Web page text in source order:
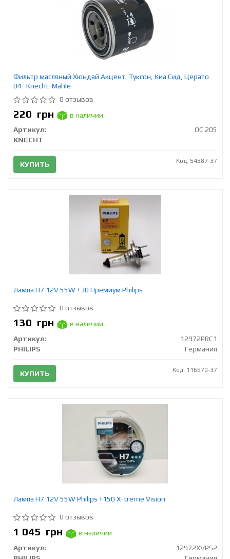
Фильтр масляный Хюндай Акцент, Туксон, Киа Сид, Церато
04- Knecht-Mahle
0 отзывов
220 грн
в наличии
Артикул:
OC 205
KNECHT
КУПИТЬ Код: 54387-37
Лампа H7 12V 55W +30 Премиум Philips
0 отзывов
130 грн
в наличии
Артикул:
12972PRC1
PHILIPS
Германия
КУПИТЬ Код: 116570-37
Лампа Н7 12V 55W Philips +150 X-treme Vision
0 отзывов
1 045 грн
в наличии
Артикул:
12972XVPS2